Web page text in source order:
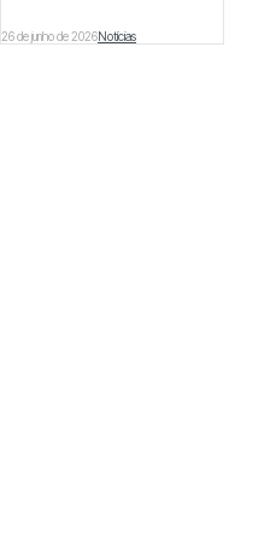
26 de junho de 2026Notícias